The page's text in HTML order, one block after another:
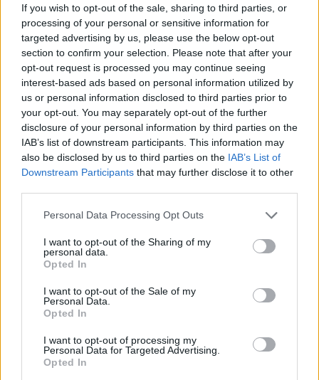
If you wish to opt-out of the sale, sharing to third parties, or
processing of your personal or sensitive information for
targeted advertising by us, please use the below opt-out
section to confirm your selection. Please note that after your
opt-out request is processed you may continue seeing
interest-based ads based on personal information utilized by
us or personal information disclosed to third parties prior to
your opt-out. You may separately opt-out of the further
disclosure of your personal information by third parties on the
IAB’s list of downstream participants. This information may
also be disclosed by us to third parties on the IAB’s List of
Downstream Participants that may further disclose it to other
Please note that this website/app uses one or more Google
not limited to your visit or usage behaviour. You may click to
grant or deny consent to Google and its third-party tags to
use your data for below specified purposes in below Google
consent section.
Personal Data Processing Opt Outs
I want to opt-out of the Sharing of my
personal data.
Opted In
I want to opt-out of the Sale of my
Personal Data.
Opted In
I want to opt-out of processing my
Personal Data for Targeted Advertising.
Opted In
kötik össze Spanyolország és
Franciaország villamosenergia-
hálózatát
AJÁNLJUK MÉG
Helyi hírek
Velencén ismét a jazzé lesz a főszerep: folytatódik a
Országos hírek